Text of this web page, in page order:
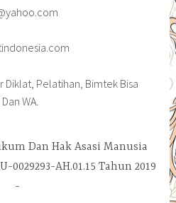
Diklat, Pelatihan, Bimtek Bisa
WA.
Dan Hak Asasi Manusia
0029293-AH.01.15 Tahun 2019